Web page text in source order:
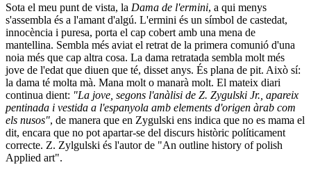
Sota el meu punt de vista, la Dama de l'ermini, a qui menys
s'assembla és a l'amant d'algú. L'ermini és un símbol de castedat,
innocència i puresa, porta el cap cobert amb una mena de
mantellina. Sembla més aviat el retrat de la primera comunió d'una
noia més que cap altra cosa. La dama retratada sembla molt més
jove de l'edat que diuen que té, disset anys. És plana de pit. Això sí:
la dama té molta mà. Mana molt o manarà molt. El mateix diari
continua dient: "La jove, segons l'anàlisi de Z. Zygulski Jr., apareix
pentinada i vestida a l'espanyola amb elements d'origen àrab com
els nusos", de manera que en Zygulski ens indica que no es mama el
dit, encara que no pot apartar-se del discurs històric políticament
correcte. Z. Zylgulski és l'autor de "An outline history of polish
Applied art".